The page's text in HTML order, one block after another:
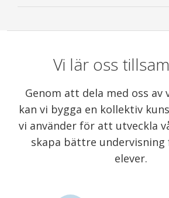
Vi lär oss
Genom att dela med oss av
kan vi bygga en kollektiv
vi använder för att utveckla
skapa bättre undervisning
elever.